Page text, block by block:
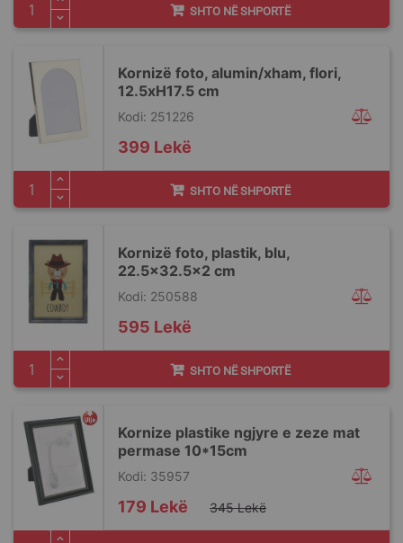
SHTO NË SHPORTË
Kornizë foto, alumin/xham, flori,
12.5xH17.5 cm
Kodi: 251226
399 Lekë
SHTO NË SHPORTË
Kornizë foto, plastik, blu,
22.5x32.5x2 cm
Kodi: 250588
595 Lekë
SHTO NË SHPORTË
Kornize plastike ngjyre e zeze mat
permase 10*15cm
Kodi: 35957
Special
Price
179 Lekë 345 Lekë